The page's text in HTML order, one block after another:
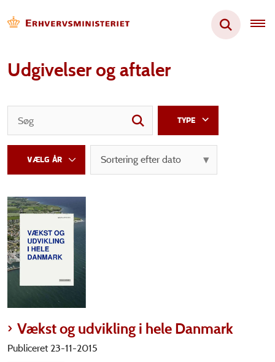
Udgivelser og aftaler
TYPE
Vækst og udvikling i hele Danmark
Publiceret 23-11-2015